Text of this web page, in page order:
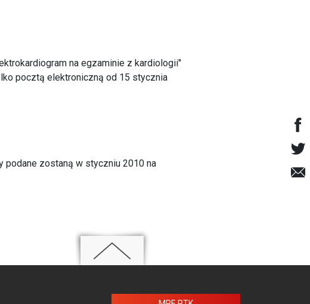
na egzaminie z kardiologii"
pocztą elektroniczną od 15 stycznia
podane zostaną w styczniu 2010 na